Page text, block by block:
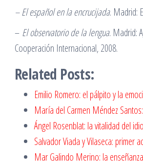
– El español en la encrucijada. Madrid:
– El observatorio de la lengua. Madrid:
Cooperación Internacional, 2008.
Related Posts:
Emilio Romero: el pálpito y la
María del Carmen Méndez
Ángel Rosenblat: la vitalidad del
Salvador Viada y Vilaseca: primer
Mar Galindo Merino: la